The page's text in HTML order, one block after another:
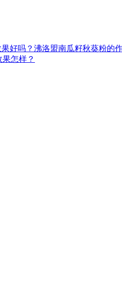
好吗？沸洛盟南瓜籽秋葵粉的
怎样？